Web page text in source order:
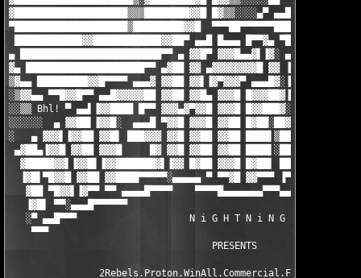
▓████████████████████▒▒▒████████▓▓█ █▓▒▒░░░░▄▀ ▄▄███▓▓▓▓▒
▀████████████████████▒█████████▓▓█  ▀▀▀██▀▀▀▀▀▀████▓▓▓▓▒▌
████████████▓▓████████████▓▓██▀ ▄▄█ █▄▄▄ █▀▀▓▄ ▀███▓▓▓▓▒
▄ █████████████████████████▀▀ ▄ ▓▓█▀ ▓▓▓█▄▄▓▌▐▓░ ▄▄
▓▄ █████████████████████▀▀ ▄▓██ ▓▓ ▄▓▓▓▓▓▓▓▓█ ▓▓ ▐▓██▄
▒▓▄▄ █████████▓▓█▀▀▀▀ ▄▄▄▓ ▓▓██ ▓▓▌▐▓▀▓▓▓▀ ▄▄▄█▓░▐▓█▓▌▐▓▄▄
░▒▓▓▄▄ ▀▀█▓▓█▀▀ ▄▄█▓▓▓▓▓██ ▓▓██ ▓▓█▄ ▓▓▓█ █▓▓▓██▓▐▓█▓▌▐▓▓███
░░▒▒ Bhl! ▀ ▄▄▌▐▓▓████ █▀▀ ▓▓▓▄▓▀▓▓█ ▓▓▓█ █▓▓███▓░▓█▓▌▐▓▓██
░░░░░░  ▄ ▓▓██▌▐▓▓█░  ▄▄▄█ ▀▓▓█ ▓▓▓█ ▓▓██ █▓██░██▓▓█▓░▐▓▓██
░   ▄ ▓▓▓▌▐▓▓██ ▓▓█▌ ███▓▓▓ ▓▓█ ▓▓██ ▓▓██ ████▌▒██▓█▓
▄▓██▄▐▓▓█ ▓▓██ ▓▓▓█     █▓ ▓▓█ ▓▓██ ▓▓██ ████▌░██▓█▓
▓█████▓▓▌▐▓▓█▌▐▓▓███████▓▌▐▓▓ █▓██ ▓▓▓█ █▓██▌ █████▄ ▓▓▓
▐▓█▌▀█▓▓█ ▓▓██ ▓▓████▀▀▀▀▀░▄▄▄▄▄ ▀ ▀▀▓█ ▓▓▀▀▀ ▐▀▀▀▀ ▄▓▓▓
▓██ ▀█▓▓▌▐▓▀▀ ▀▀ ▄▄▄▄█▀▀▀▀    ▀▀▀▀█▄▄▄▄▄▄▄▀▀▀▄▄▀▀▀▄▄▄▄▄▄▄
▐▓█▌ ▀▀░▄▄▄█▀▀▀▀▀▀
░▀ ▄▄█▀▀▀                    N i G H T N i N G
▀▀▀
                                    PRESENTS